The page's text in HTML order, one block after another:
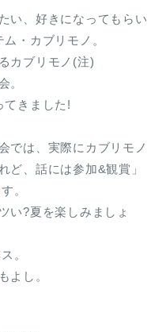
い、好きになってもらい
・カブリモノ。
カブリモノ(注)
。
てきました!
では、実際にカブリモノ
ど、話には参加&観賞」
。
い?夏を楽しみましょ
。
よし。